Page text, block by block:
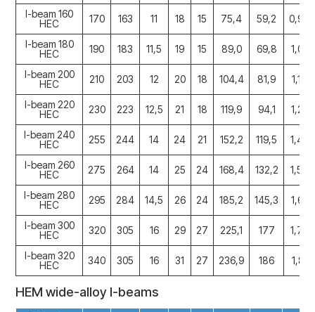
I-beam 160
HEC
170 163 11 18 15 75,4 59,2
I-beam 180
HEC
190 183 11,5 19 15 89,0 69,8 1,063
I-beam 200
HEC
210 203 12 20 18 104,4 81,9 1,177
I-beam 220
HEC
230 223 12,5 21 18 119,9 94,1 1,296
I-beam 240
HEC
255 244 14 24 21 152,2 119,5 1,422
I-beam 260
HEC
275 264 14 25 24 168,4 132,2 1,537
I-beam 280
HEC
295 284 14,5 26 24 185,2 145,3 1,656
I-beam 300
HEC
320 305 16 29 27 225,1 177 1,782
I-beam 320
HEC
340 305 16 31 27 236,9 186 1,819
HEM wide-alloy I-beams